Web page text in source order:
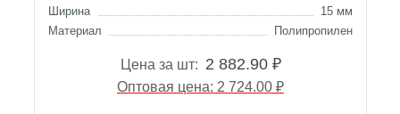
Ширина
15 мм
Материал
Полипропилен
Цена за шт: 2 882.90 ₽
Оптовая цена: 2 724.00 ₽